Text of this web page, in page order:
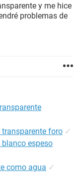
y me hice
problemas de
foro ✓
espeso
como agua ✓